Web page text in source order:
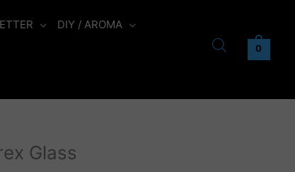
DIY / AROMA
0
Glass